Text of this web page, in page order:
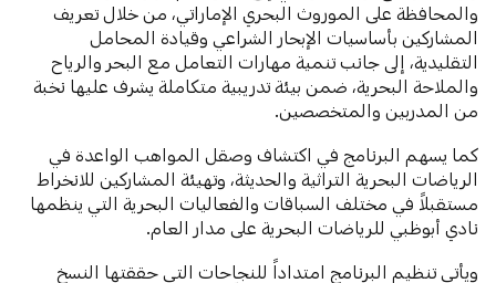
والمحافظة على الموروث البحري الإماراتي، من خلال تعريف
المشاركين بأساسيات الإبحار الشراعي وقيادة المحامل
التقليدية، إلى جانب تنمية مهارات التعامل مع البحر والرياح
والملاحة البحرية، ضمن بيئة تدريبية متكاملة يشرف عليها نخبة
من المدربين والمتخصصين.
كما يسهم البرنامج في اكتشاف وصقل المواهب الواعدة في
الرياضات البحرية التراثية والحديثة، وتهيئة المشاركين للانخراط
مستقبلاً في مختلف السباقات والفعاليات البحرية التي ينظمها
نادي أبوظبي للرياضات البحرية على مدار العام.
ويأتي تنظيم البرنامج امتداداً للنجاحات التي حققتها النسخ